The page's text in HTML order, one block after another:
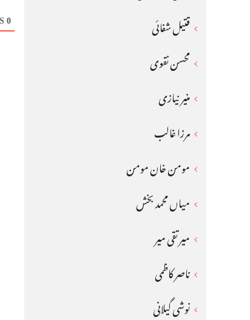
0
قتیل شفائی
محسن نقوی
منیر نیازی
مرزا غالب
مومن خان مومن
میاں محمد بخش
میر تقی میر
ناصر کاظمی
نوشی گیلانی